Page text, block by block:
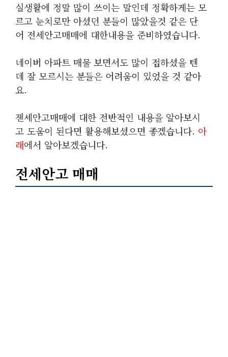
실생활에 정말 많이 쓰이는 말인데 정확하게는 모
르고 눈치로만 아셨던 분들이 많았을것 같은 단
어 전세안고매매에 대한내용을 준비하였습니다.
네이버 아파트 매물 보면서도 많이 접하셨을 텐
데 잘 모르시는 분들은 어려움이 있었을 것 같아
요.
젠세안고매매에 대한 전반적인 내용을 알아보시
고 도움이 된다면 활용해보셨으면 좋겠습니다. 아
래에서 알아보겠습니다.
전세안고 매매